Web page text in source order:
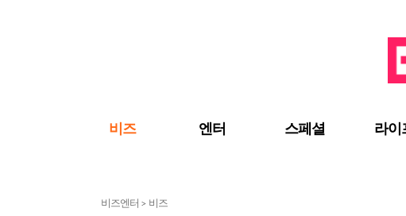
비즈 엔터 스페셜 라이
비즈엔터 > 비즈